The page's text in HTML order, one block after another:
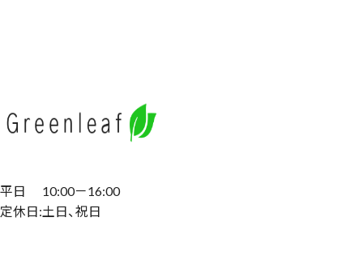
平日 10:00－16:00
定休日:土日、祝日